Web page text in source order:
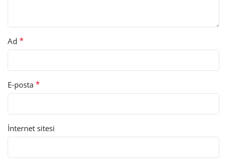
Ad *
E-posta *
İnternet sitesi